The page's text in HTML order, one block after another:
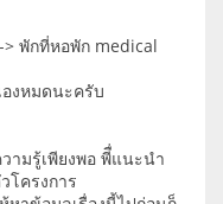
พักที่หอพัก medical
องหมดนะครับ
ามรู้เพียงพอ พีื่แนะนำ
โครงการ